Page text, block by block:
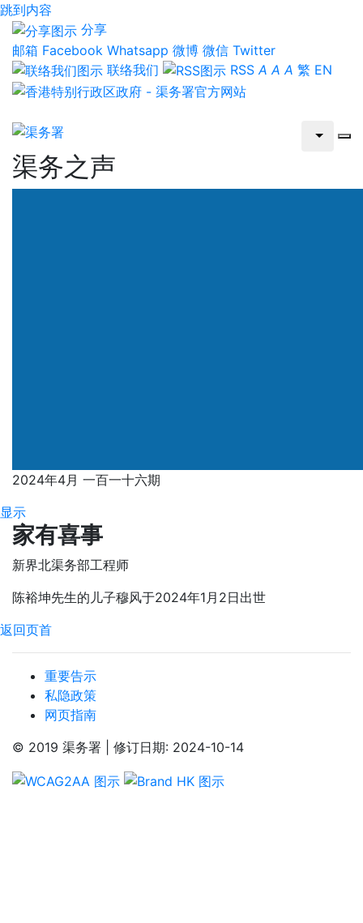
跳到内容
分享
邮箱 Facebook Whatsapp 微博 微信 Twitter
联络我们
RSS A A A 繁 EN
渠务之声
2024年4月 一百一十六期
显示
家有喜事
新界北渠务部工程师
陈裕坤先生的儿子穆风于2024年1月2日出世
返回页首
重要告示
私隐政策
网页指南
© 2019 渠务署 | 修订日期: 2024-10-14